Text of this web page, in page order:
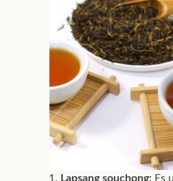
Lapsang souchong: Es